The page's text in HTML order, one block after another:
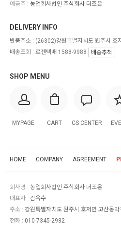
예금주 : 농업회사법인 주식회사 더조은
SHOP MENU
MYPAGE CART CS CENTER
DELIVERY INFO
반품주소 : (26302)강원특별자치도 원주시 호
배송조회 : 로젠택배 1588-9988
배송추적
HOME COMPANY AGREEMENT
회사명 : 농업회사법인 주식회사 더조은
대표자 : 김옥수
주소 : 강원특별자치도 원주시 호저면 고산동
전화 : 010-7345-2932